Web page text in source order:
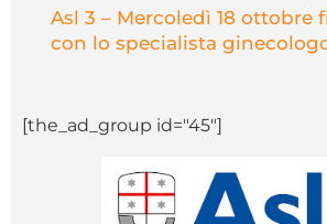
Asl 3 – Mercoledì 18 ottobre
con lo specialista
[the_ad_group id="45"]